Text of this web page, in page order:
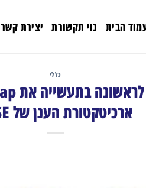
הבית נוי תקשורת יצירת קשר
כללי
ארכיטקטורת הענן של SASE